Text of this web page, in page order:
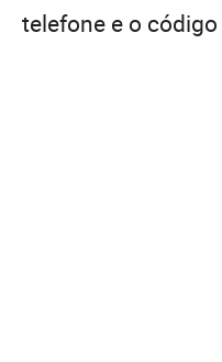
telefone e o